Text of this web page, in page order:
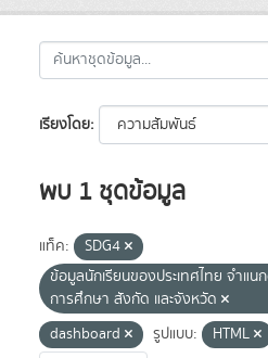
เรียงโดย
พบ 1 ชุดข้อมูล
แท็ค:
SDG4
ข้อมูลนักเรียนของประเทศไทย จำแ
การศึกษา สังกัด และจังหวัด
dashboard
รูปแบบ: HTML